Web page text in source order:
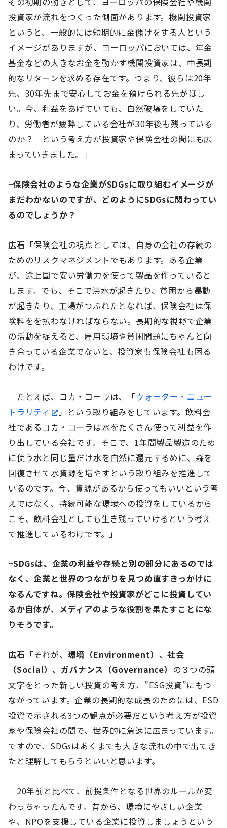
投資家が流れをつくった側面があります。機関投資家
というと、一般的には短期的に金儲けをする人という
イメージがありますが、ヨーロッパにおいては、年金
基金などの大きなお金を動かす機関投資家は、中長期
的なリターンを求める存在です。つまり、彼らは20年
先、30年先まで安心してお金を預けられる先がほし
い。今、利益をあげていても、自然破壊をしていた
り、労働者が疲弊している会社が30年後も残っている
のか？ という考え方が投資家や保険会社の間にも広
まっていきました。」
−保険会社のような企業がSDGsに取り組むイメージが
まだわかないのですが、どのようにSDGsに関わってい
るのでしょうか？
広石 「保険会社の視点としては、自身の会社の存続の
ためのリスクマネジメントでもあります。ある企業
が、途上国で安い労働力を使って製品を作っていると
します。でも、そこで洪水が起きたり、貧困から暴動
が起きたり、工場がつぶれたとなれば、保険会社は保
険料をを払わなければならない。長期的な視野で企業
の活動を捉えると、雇用環境や貧困問題にちゃんと向
き合っている企業でないと、投資家も保険会社も困る
わけです。
たとえば、コカ・コーラは、「ウォーター・ニュー
トラリティ
」という取り組みをしています。飲料会
社であるコカ・コーラは水をたくさん使って利益を作
り出している会社です。そこで、1年間製品製造のため
に使う水と同じ量だけ水を自然に還元するめに、森を
回復させて水資源を増やすという取り組みを推進して
いるのです。今、資源があるから使ってもいいという考
えではなく、持続可能な環境への投資をしているから
こそ、飲料会社としても生き残っていけるという考え
で推進しているわけです。」
−SDGsは、企業の利益や存続と別の部分にあるのでは
なく、企業と世界のつながりを見つめ直すきっかけに
なるんですね。保険会社や投資家がどこに投資してい
るか自体が、メディアのような役割を果たすことにな
りそうです。
広石 「それが、 環境（Environment）、社会
（Social）、ガバナンス（Governance） の３つの頭
文字をとった新しい投資の考え方、”ESG投資”にもつ
ながっています。企業の長期的な成長のためには、ESD
投資で示される3つの観点が必要だという考え方が投資
家や保険会社の間で、世界的に急速に広まっています。
ですので、SDGsはあくまでも大きな流れの中で出てき
たと理解してもらうといいと思います。
20年前と比べて、前提条件となる世界のルールが変
わっちゃったんです。昔から、環境にやさしい企業
や、NPOを支援している企業に投資しましょうという